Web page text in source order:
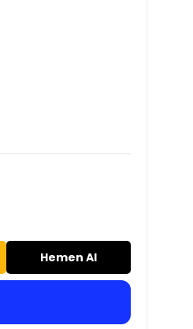
Hemen Al